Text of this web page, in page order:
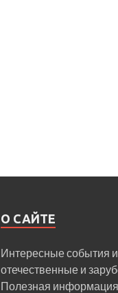
О САЙТЕ
Интересные события
отечественные и
Полезная